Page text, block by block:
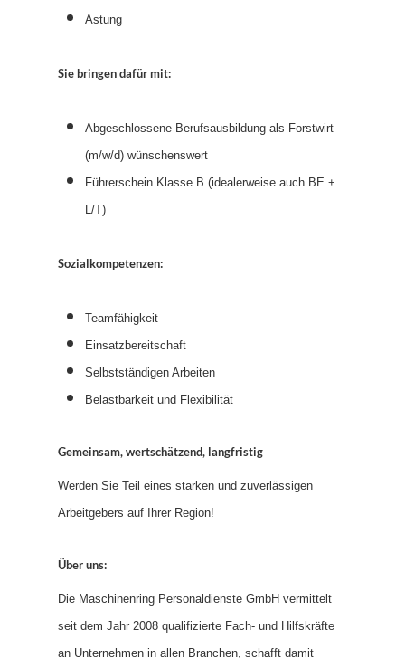
Astung
Sie bringen dafür mit:
Abgeschlossene Berufsausbildung als Forstwirt
(m/w/d) wünschenswert
Führerschein Klasse B (idealerweise auch BE +
L/T)
Sozialkompetenzen:
Teamfähigkeit
Einsatzbereitschaft
Selbstständigen Arbeiten
Belastbarkeit und Flexibilität
Gemeinsam, wertschätzend, langfristig
Werden Sie Teil eines starken und zuverlässigen
Arbeitgebers auf Ihrer Region!
Über uns:
Die Maschinenring Personaldienste GmbH vermittelt
seit dem Jahr 2008 qualifizierte Fach- und Hilfskräfte
an Unternehmen in allen Branchen, schafft damit